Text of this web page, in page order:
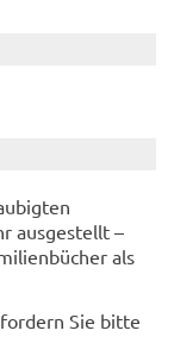
ausgestellt –
als
Sie bitte